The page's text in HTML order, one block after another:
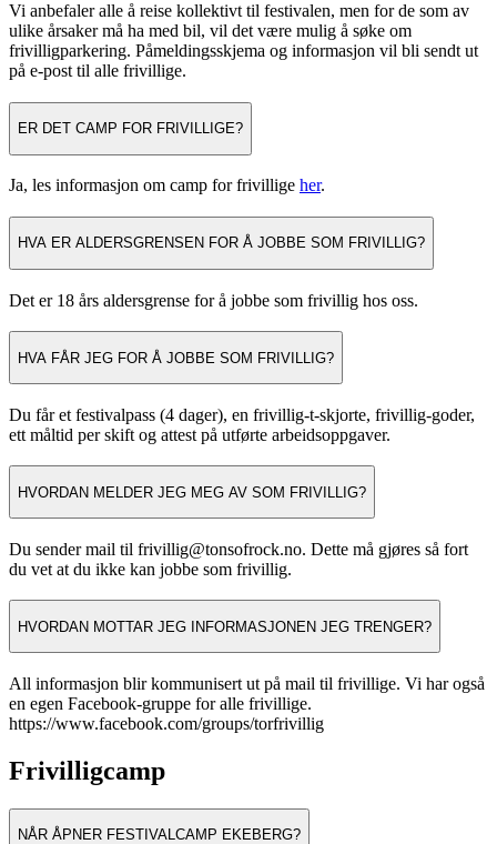
Vi anbefaler alle å reise kollektivt til festivalen, men for de som av
ulike årsaker må ha med bil, vil det være mulig å søke om
frivilligparkering. Påmeldingsskjema og informasjon vil bli sendt ut
på e-post til alle frivillige.
ER DET CAMP FOR FRIVILLIGE?
Ja, les informasjon om camp for frivillige her.
HVA ER ALDERSGRENSEN FOR Å JOBBE SOM FRIVILLIG?
Det er 18 års aldersgrense for å jobbe som frivillig hos oss.
HVA FÅR JEG FOR Å JOBBE SOM FRIVILLIG?
Du får et festivalpass (4 dager), en frivillig-t-skjorte, frivillig-goder,
ett måltid per skift og attest på utførte arbeidsoppgaver.
HVORDAN MELDER JEG MEG AV SOM FRIVILLIG?
Du sender mail til frivillig@tonsofrock.no. Dette må gjøres så fort
du vet at du ikke kan jobbe som frivillig.
HVORDAN MOTTAR JEG INFORMASJONEN JEG TRENGER?
All informasjon blir kommunisert ut på mail til frivillige. Vi har også
en egen Facebook-gruppe for alle frivillige.
https://www.facebook.com/groups/torfrivillig
Frivilligcamp
NÅR ÅPNER FESTIVALCAMP EKEBERG?